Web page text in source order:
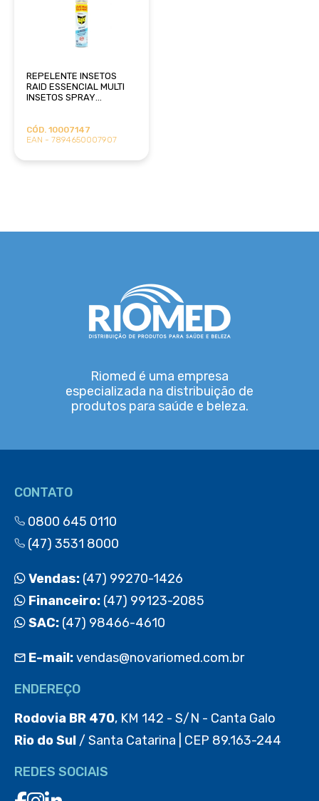
REPELENTE INSETOS
RAID ESSENCIAL MULTI
INSETOS SPRAY
CÓD. 10007147
EAN - 7894650007907
Riomed é uma empresa
especializada na distribuição de
produtos para saúde e beleza.
CONTATO
0800 645 0110
(47) 3531 8000
Vendas: (47) 99270-1426
Financeiro: (47) 99123-2085
SAC: (47) 98466-4610
E-mail:vendas@novariomed.com.br
ENDEREÇO
Rodovia BR 470, KM 142 - S/N - Canta Galo
Rio do Sul / Santa Catarina | CEP 89.163-244
REDES SOCIAIS